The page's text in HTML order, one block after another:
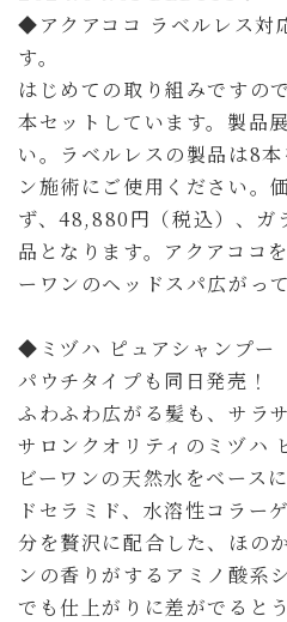
◆アクアココ ラベルレス対
す。
はじめての取り組みですの
本セットしています。製品
い。ラベルレスの製品は8
ン施術にご使用ください。
ず、48,880円（税込）、ガ
品となります。アクアココ
ーワンのヘッドスパ広がっ
◆ミヅハ ピュアシャンプ
パウチタイプも同日発売！
ふわふわ広がる髪も、サラ
サロンクオリティのミヅハ
ビーワンの天然水をベース
ドセラミド、水溶性コラー
分を贅沢に配合した、ほの
ンの香りがするアミノ酸系
でも仕上がりに差がでると